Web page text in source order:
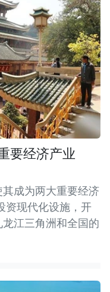
要经济产业
成为两大重要经济
资现代化设施，开
江三角洲和全国的